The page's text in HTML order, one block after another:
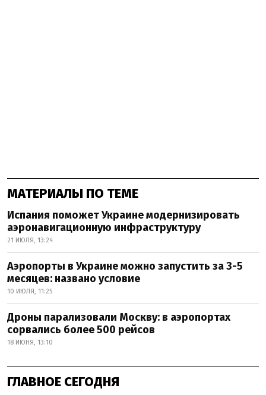
МАТЕРИАЛЫ ПО ТЕМЕ
Испания поможет Украине модернизировать
аэронавигационную инфраструктуру
21 ИЮЛЯ, 13:24
Аэропорты в Украине можно запустить за 3-5
месяцев: названо условие
10 ИЮЛЯ, 11:25
Дроны парализовали Москву: в аэропортах
сорвались более 500 рейсов
18 ИЮНЯ, 13:10
ГЛАВНОЕ СЕГОДНЯ